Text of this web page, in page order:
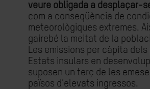
veure obligada a desplaçar-
com a conseqüència de
meteorològiques extremes.
gairebé la meitat de la
Les emissions per càpita
Estats insulars en
suposen un terç de les
països d'elevats ingressos.